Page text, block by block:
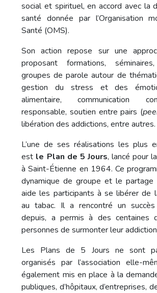
social et spirituel, en accord avec la
santé donnée par l’Organisation
Santé (OMS).
Son action repose sur une
proposant formations,
groupes de parole autour de
gestion du stress et des
alimentaire, communication
responsable, soutien entre pairs (
libération des addictions, entre autres.
L’une de ses réalisations les plus
est le Plan de 5 Jours, lancé pour
à Saint-Étienne en 1964. Ce
dynamique de groupe et le partage
aide les participants à se libérer de
au tabac. Il a rencontré un
depuis, a permis à des centaines
personnes de surmonter leur
Les Plans de 5 Jours ne sont
organisés par l’association elle-
également mis en place à la
publiques, d’hôpitaux, d’entreprises,